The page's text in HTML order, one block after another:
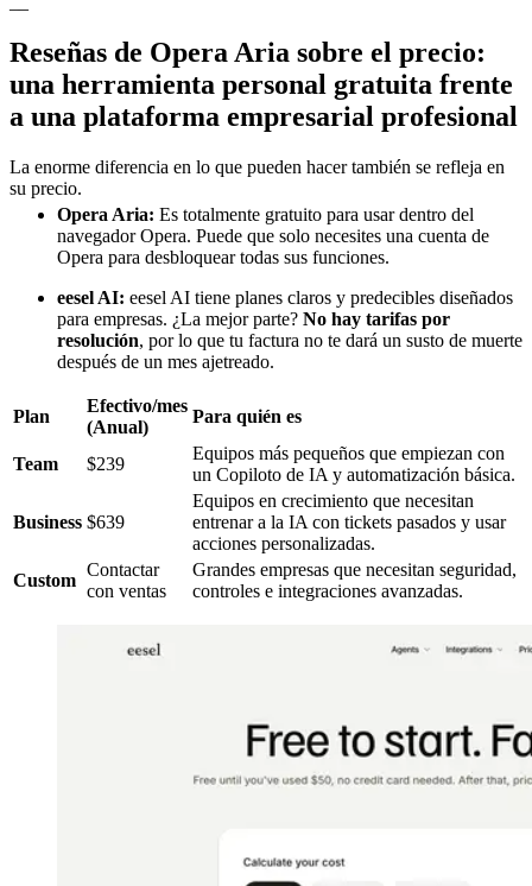
Reseñas de Opera Aria sobre el precio:
una herramienta personal gratuita frente
a una plataforma empresarial profesional
La enorme diferencia en lo que pueden hacer también se refleja en
su precio.
Opera Aria: Es totalmente gratuito para usar dentro del
navegador Opera. Puede que solo necesites una cuenta de
Opera para desbloquear todas sus funciones.
eesel AI: eesel AI tiene planes claros y predecibles diseñados
para empresas. ¿La mejor parte? No hay tarifas por
resolución, por lo que tu factura no te dará un susto de muerte
después de un mes ajetreado.
Plan
Efectivo/mes
(Anual)
Para quién es
Team $239
Equipos más pequeños que empiezan con
un Copiloto de IA y automatización básica.
Business $639
Equipos en crecimiento que necesitan
entrenar a la IA con tickets pasados y usar
acciones personalizadas.
Custom
Contactar
con ventas
Grandes empresas que necesitan seguridad,
controles e integraciones avanzadas.